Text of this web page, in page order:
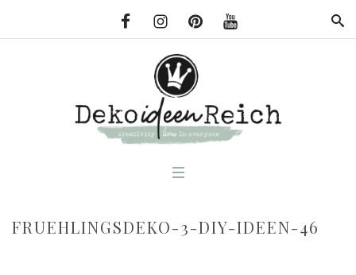
FRUEHLINGSDEKO-3-DIY-IDEEN-46